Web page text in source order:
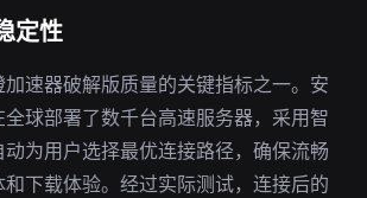
定性
速器破解版质量的关键指标之一。安
球部署了数千台高速服务器，采用智
为用户选择最优连接路径，确保流畅
下载体验。经过实际测试，连接后的